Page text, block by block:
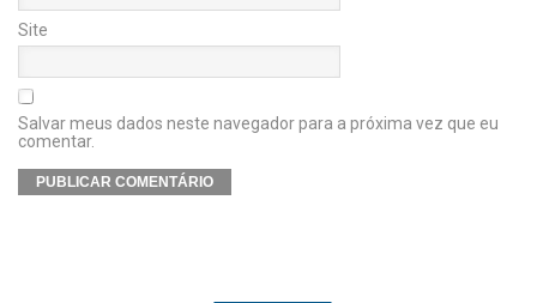
Site
Salvar meus dados neste navegador para a próxima vez que eu
comentar.